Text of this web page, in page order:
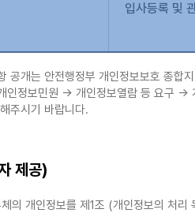
입사등록 및
공개는 안전행정부 개인정보보호 종합
인정보민원 → 개인정보열람 등 요구 →
주시기 바랍니다.
제공)
의 개인정보를 제1조 (개인정보의 처리